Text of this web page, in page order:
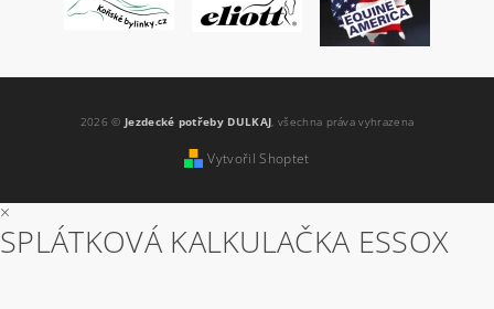
2026 © Jezdecké potřeby DULKAJ, všechna práva vyhrazena
Vytvořil Shoptet
×
SPLÁTKOVÁ KALKULAČKA ESSOX